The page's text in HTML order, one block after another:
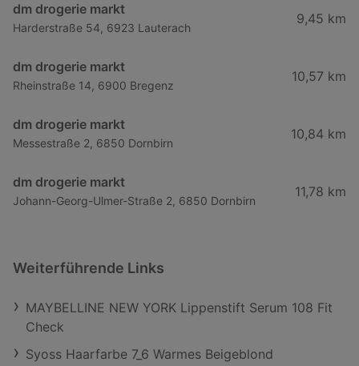
dm drogerie markt
Harderstraße 54, 6923 Lauterach
9,45 km
dm drogerie markt
Rheinstraße 14, 6900 Bregenz
10,57 km
dm drogerie markt
Messestraße 2, 6850 Dornbirn
10,84 km
dm drogerie markt
Johann-Georg-Ulmer-Straße 2, 6850 Dornbirn
11,78 km
Weiterführende Links
MAYBELLINE NEW YORK Lippenstift Serum 108 Fit
Check
Syoss Haarfarbe 7_6 Warmes Beigeblond